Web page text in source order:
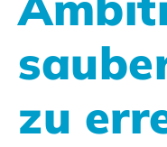
zu